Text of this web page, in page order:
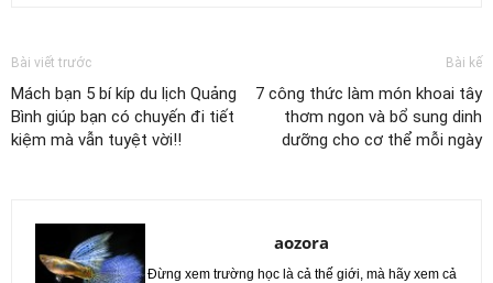
Bài viết trước
Mách bạn 5 bí kíp du lịch Quảng
Bình giúp bạn có chuyến đi tiết
kiệm mà vẫn tuyệt vời!!
Bài kế
7 công thức làm món khoai tây
thơm ngon và bổ sung dinh
dưỡng cho cơ thể mỗi ngày
aozora
Đừng xem trường học là cả thế giới, mà hãy xem cả